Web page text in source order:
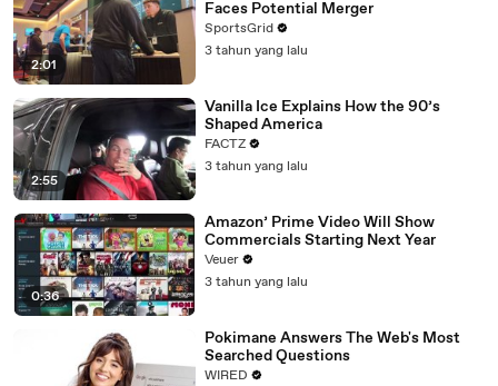
2:01
Faces Potential Merger
SportsGrid
3 tahun yang lalu
2:55
Vanilla Ice Explains How the 90’s
Shaped America
FACTZ
3 tahun yang lalu
0:36
Amazon’ Prime Video Will Show
Commercials Starting Next Year
Veuer
3 tahun yang lalu
Pokimane Answers The Web's Most
Searched Questions
WIRED